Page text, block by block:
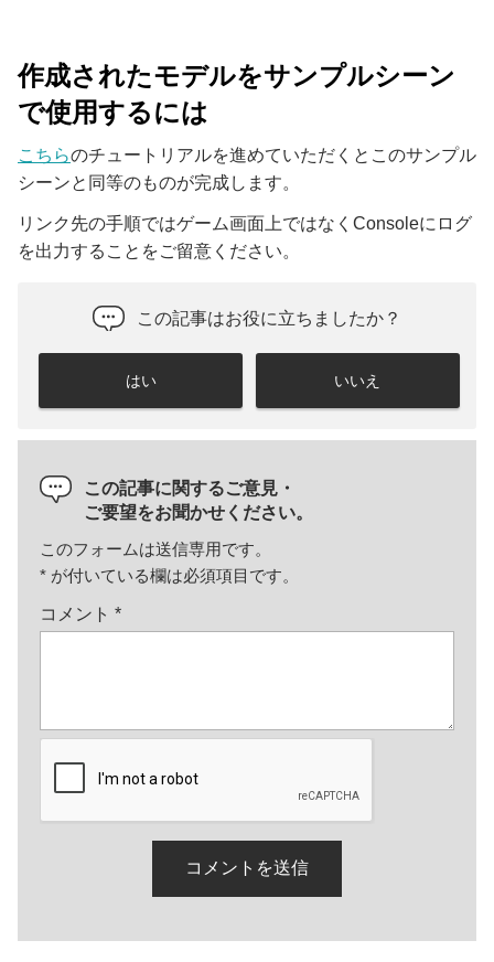
作成されたモデルをサンプルシーン
で使用するには
こちらのチュートリアルを進めていただくとこのサンプル
シーンと同等のものが完成します。
リンク先の手順ではゲーム画面上ではなくConsoleにログ
を出力することをご留意ください。
この記事はお役に立ちましたか？
はい いいえ
この記事に関するご意見・
ご要望をお聞かせください。
このフォームは送信専用です。
* が付いている欄は必須項目です。
コメント *